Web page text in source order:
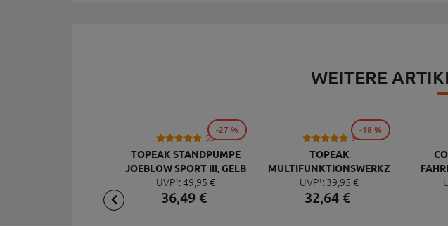
WEITERE
53
TOPEAK STANDPUMPE
JOEBLOW SPORT III, GELB
UVP¹:49, 95 €
36,49€
-27 %
9
TOPEAK
MULTIFUNKTIONSWERKZEUG
MINI 20 PRO
UVP¹: 39, 95 €
32,64€
-18 %